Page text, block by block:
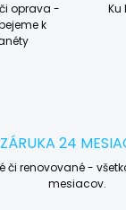
oprava -
k
Ku
ZÁRUKA 24
či renovované -
mesiacov.